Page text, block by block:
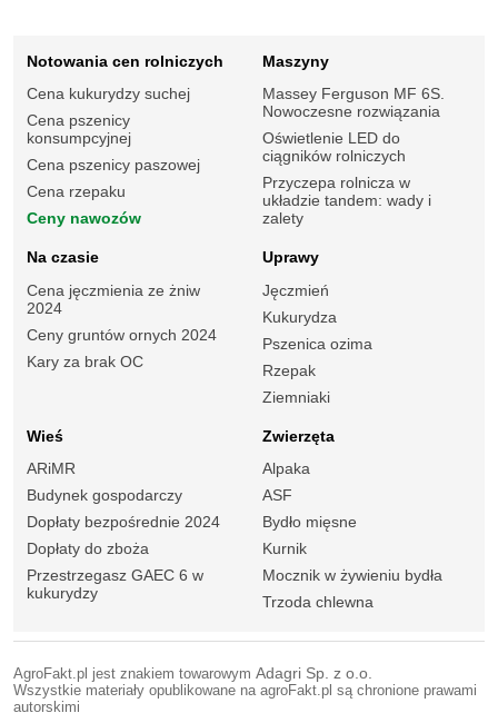
Notowania cen rolniczych
Cena kukurydzy suchej
Cena pszenicy
konsumpcyjnej
Cena pszenicy paszowej
Cena rzepaku
Ceny nawozów
Maszyny
Massey Ferguson MF 6S.
Nowoczesne rozwiązania
Oświetlenie LED do
ciągników rolniczych
Przyczepa rolnicza w
układzie tandem: wady i
zalety
Na czasie
Cena jęczmienia ze żniw
2024
Ceny gruntów ornych 2024
Kary za brak OC
Uprawy
Jęczmień
Kukurydza
Pszenica ozima
Rzepak
Ziemniaki
Wieś
ARiMR
Budynek gospodarczy
Dopłaty bezpośrednie 2024
Dopłaty do zboża
Przestrzegasz GAEC 6 w
kukurydzy
Zwierzęta
Alpaka
ASF
Bydło mięsne
Kurnik
Mocznik w żywieniu bydła
Trzoda chlewna
AgroFakt.pl jest znakiem towarowym Adagri Sp. z o.o.
Wszystkie materiały opublikowane na agroFakt.pl są chronione prawami
autorskimi